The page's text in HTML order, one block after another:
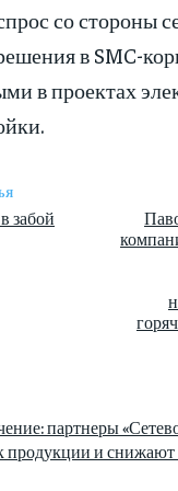
со стороны
в SMC-
в проектах
забой
партнеры
продукции и снижают